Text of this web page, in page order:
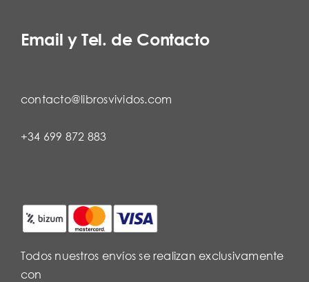
Email y Tel. de Contacto
contacto@librosvividos.com
+34 699 872 883
Todos nuestros envíos se realizan exclusivamente
con